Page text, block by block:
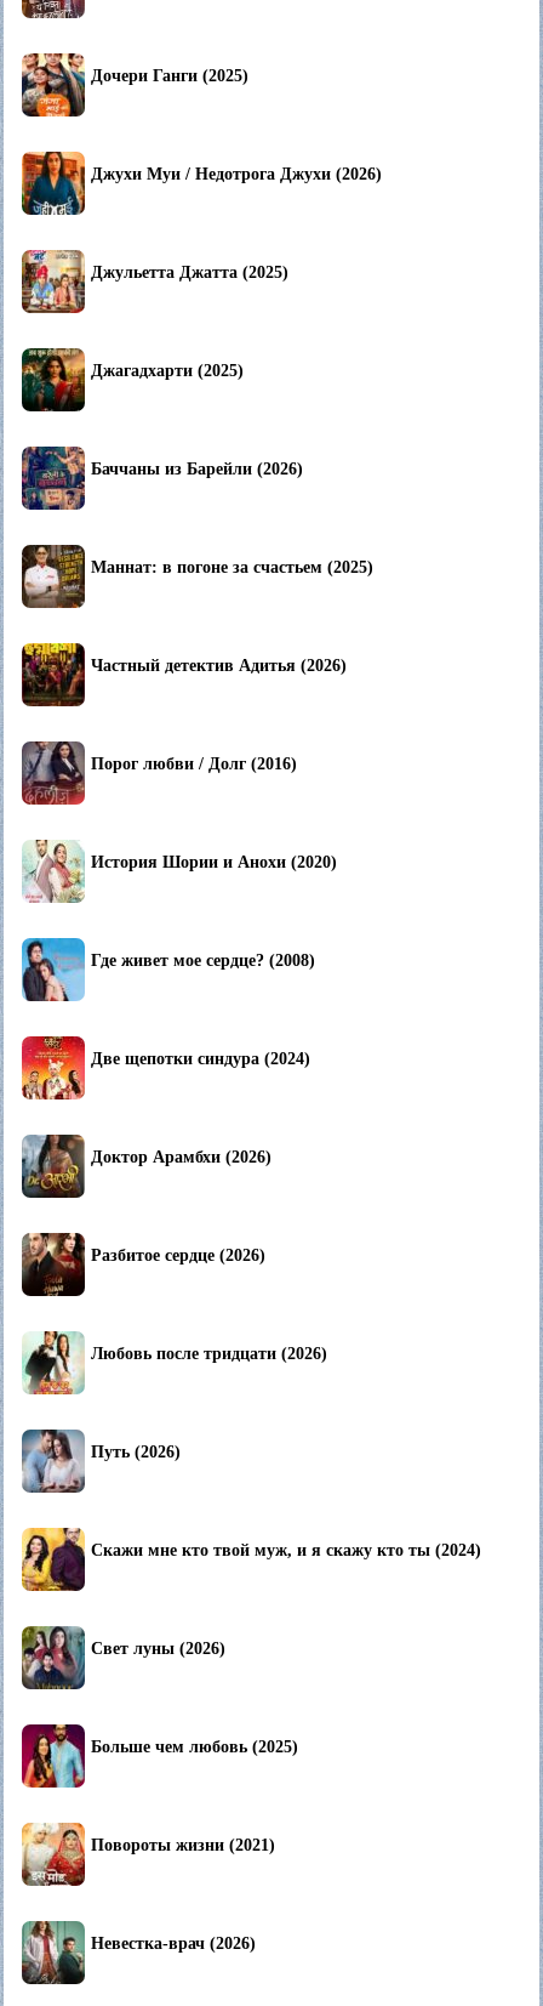
Дочери Ганги (2025)
Джухи Муи / Недотрога Джухи (2026)
Джульетта Джатта (2025)
Джагадхарти (2025)
Баччаны из Барейли (2026)
Маннат: в погоне за счастьем (2025)
Частный детектив Адитья (2026)
Порог любви / Долг (2016)
История Шории и Анохи (2020)
Где живет мое сердце? (2008)
Две щепотки синдура (2024)
Доктор Арамбхи (2026)
Разбитое сердце (2026)
Любовь после тридцати (2026)
Путь (2026)
Скажи мне кто твой муж, и я скажу кто ты (2024)
Свет луны (2026)
Больше чем любовь (2025)
Повороты жизни (2021)
Невестка-врач (2026)